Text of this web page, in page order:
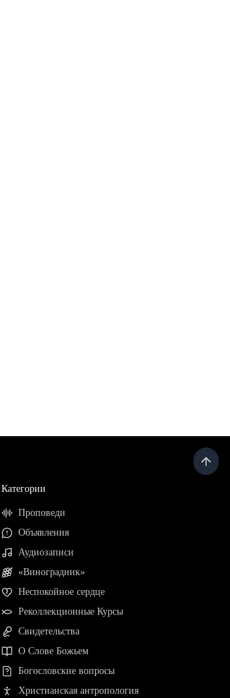
Категории
Проповеди
Объявления
Аудиозаписи
«Виноградник»
Неспокойное сердце
Реколлекционные Курсы
Свидетельства
О Слове Божьем
Богословские вопросы
Христианская антропология